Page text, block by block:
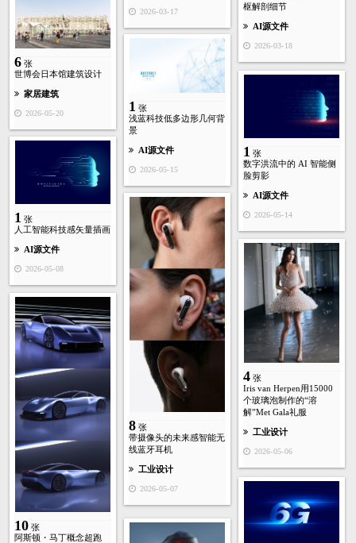
枢解剖细节
AI源文件
2026-03-18
2026-03-17
6 张
世博会日本馆建筑设计
家居建筑
2026-05-20 1 张
浅蓝科技低多边形几何背
景
AI源文件
2026-05-15
1 张
数字洪流中的 AI 智能侧
脸剪影
AI源文件
2026-05-14
1 张
人工智能科技感矢量插画
AI源文件
2026-05-08
8 张
带摄像头的未来感智能无
线蓝牙耳机
工业设计
2026-05-07
4 张
Iris van Herpen用15000
个玻璃泡制作的“溶
解”Met Gala礼服
工业设计
2026-05-06
10 张
阿斯顿・马丁概念超跑